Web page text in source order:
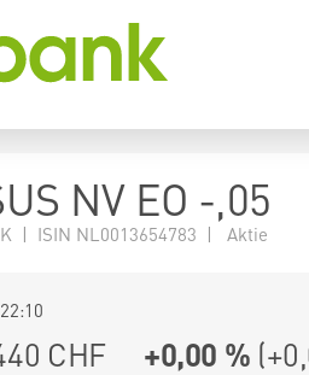
NV EO -,05
| ISIN NL0013654783 | Aktie
CHF +0,00 % (